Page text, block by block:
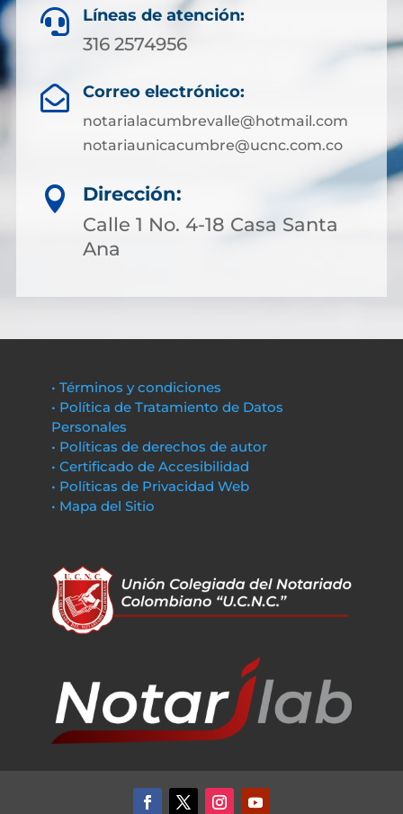
 Líneas de atención:
316 2574956
 Correo electrónico:
notarialacumbrevalle@hotmail.com
notariaunicacumbre@ucnc.com.co

Dirección:
Calle 1 No. 4-18 Casa Santa
Ana
• Términos y condiciones
• Política de Tratamiento de Datos
Personales
• Políticas de derechos de autor
• Certificado de Accesibilidad
• Políticas de Privacidad Web
• Mapa del Sitio